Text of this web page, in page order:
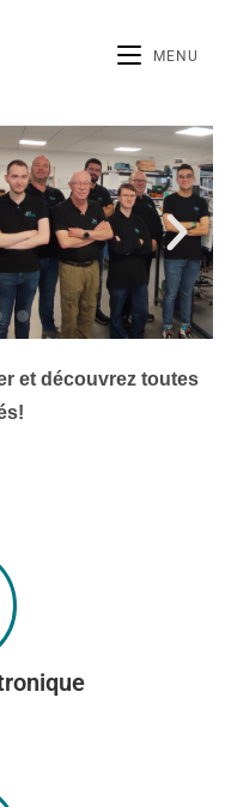
MENU
et découvrez toutes